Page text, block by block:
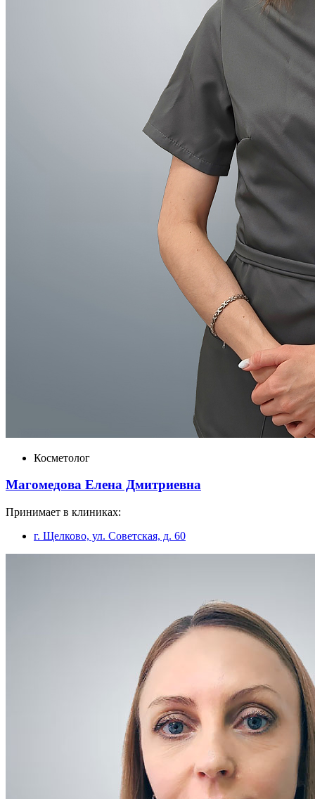
Косметолог
Магомедова Елена Дмитриевна
Принимает в клиниках:
г. Щелково, ул. Советская, д. 60